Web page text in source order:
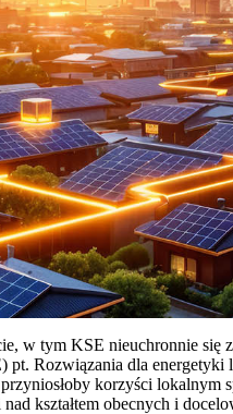
w tym KSE nieuchronnie
Rozwiązania dla
korzyści
kształtem obecnych i